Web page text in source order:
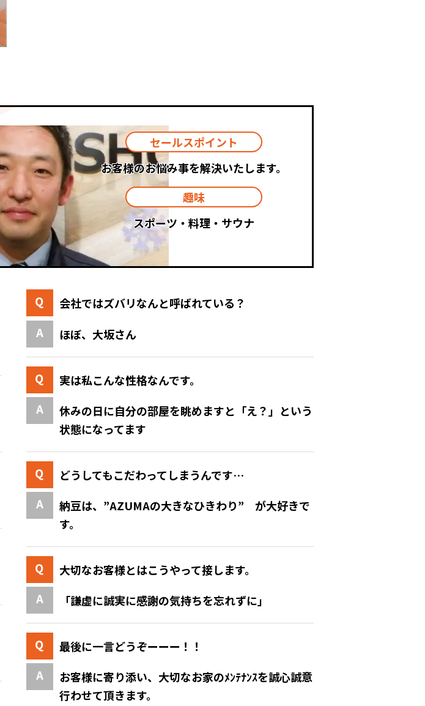
セールスポイント
お客様のお悩み事を解決いたします。
趣味
スポーツ・料理・サウナ
会社ではズバリなんと呼ばれている？
ほぼ、大坂さん
実は私こんな性格なんです。
休みの日に自分の部屋を眺めますと「え？」という
状態になってます
どうしてもこだわってしまうんです…
納豆は、”AZUMAの大きなひきわり” が大好きで
す。
大切なお客様とはこうやって接します。
「謙虚に誠実に感謝の気持ちを忘れずに」
最後に一言どうぞーーー！！
お客様に寄り添い、大切なお家のﾒﾝﾃﾅﾝｽを誠心誠意
行わせて頂きます。